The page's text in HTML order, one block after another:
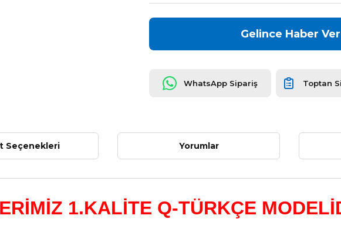
Gelince Haber Ver
WhatsApp Sipariş Toptan
Seçenekleri Yorumlar
1.KALİTE Q-TÜRKÇE